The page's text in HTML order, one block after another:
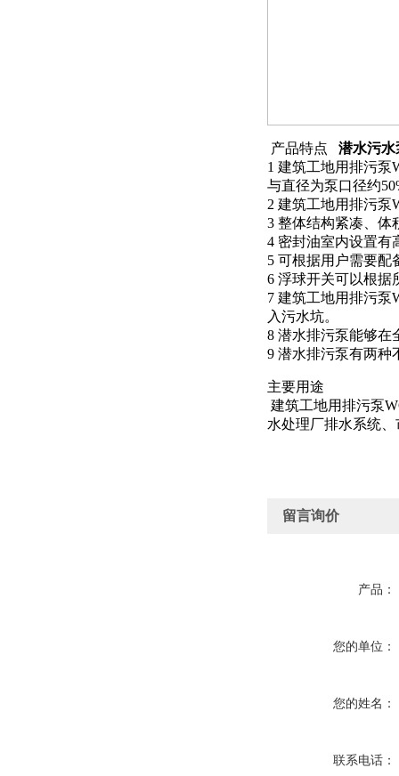
产品特点 潜水污水
1 建筑工地用排污泵
与直径为泵口径约
2 建筑工地用排污泵
3 整体结构紧凑、体
4 密封油室内设置有
5 可根据用户需要配
6 浮球开关可以根据
7 建筑工地用排污泵
入污水坑。
8 潜水排污泵能够在
9 潜水排污泵有两种
主要用途
建筑工地用排污泵
水处理厂排水系统
留言询价
产品：
您的单位：
您的姓名：
联系电话：